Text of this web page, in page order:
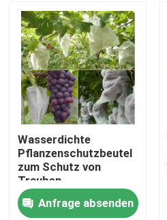
Zu Hause
Produkte
Wasserdichte
Pflanzenschutzbeutel
zum Schutz von
Trauben
Anfrage absenden